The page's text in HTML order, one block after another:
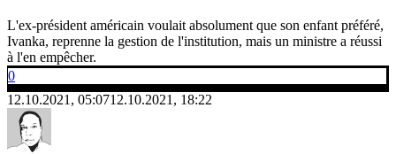
L'ex-président américain voulait absolument que son enfant préféré,
Ivanka, reprenne la gestion de l'institution, mais un ministre a réussi
à l'en empêcher.
0
12.10.2021, 05:0712.10.2021, 18:22